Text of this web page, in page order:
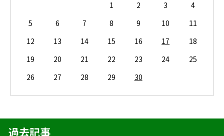
1 2 3
4
5
6 7 8 9 10
11
12
13 14 15 16 17
18
19
20 21 22 23 24
25
26
27 28 29 30
過去記事